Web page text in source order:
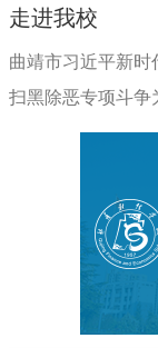
走进我校
曲靖市习近平新时
扫黑除恶专项斗争
月18日下午，曲
讲走进我校，为